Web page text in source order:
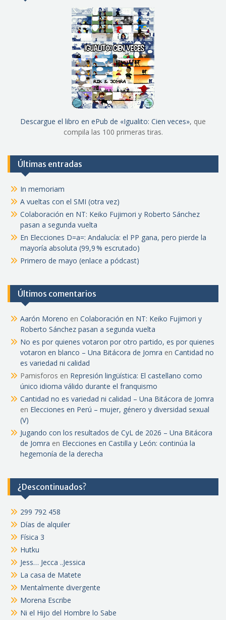
Descargue el libro en ePub de «Igualito: Cien veces», que
compila las 100 primeras tiras.
Últimas entradas
In memoriam
A vueltas con el SMI (otra vez)
Colaboración en NT: Keiko Fujimori y Roberto Sánchez
pasan a segunda vuelta
En Elecciones D=a=: Andalucía: el PP gana, pero pierde la
mayoría absoluta (99,9 % escrutado)
Primero de mayo (enlace a pódcast)
Últimos comentarios
Aarón Moreno en Colaboración en NT: Keiko Fujimori y
Roberto Sánchez pasan a segunda vuelta
No es por quienes votaron por otro partido, es por quienes
votaron en blanco – Una Bitácora de Jomra en Cantidad no
es variedad ni calidad
Pamisforos en Represión lingüística: El castellano como
único idioma válido durante el franquismo
Cantidad no es variedad ni calidad – Una Bitácora de Jomra
en Elecciones en Perú – mujer, género y diversidad sexual
(V)
Jugando con los resultados de CyL de 2026 – Una Bitácora
de Jomra en Elecciones en Castilla y León: continúa la
hegemonía de la derecha
¿Descontinuados?
299 792 458
Días de alquiler
Física 3
Hutku
Jess… Jecca ..Jessica
La casa de Matete
Mentalmente divergente
Morena Escribe
Ni el Hijo del Hombre lo Sabe